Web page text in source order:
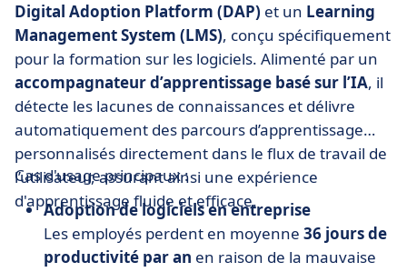
Digital Adoption Platform (DAP) et un Learning
Management System (LMS), conçu spécifiquement
pour la formation sur les logiciels. Alimenté par un
accompagnateur d’apprentissage basé sur l’IA, il
détecte les lacunes de connaissances et délivre
automatiquement des parcours d’apprentissage
personnalisés directement dans le flux de travail de
l’utilisateur, assurant ainsi une expérience
d'apprentissage fluide et efficace.
Cas d'usage principaux :
Adoption de logiciels en entreprise
Les employés perdent en moyenne 36 jours de
productivité par an en raison de la mauvaise